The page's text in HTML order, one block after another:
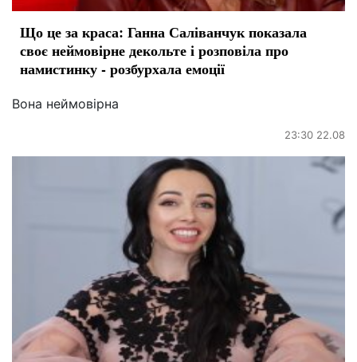
Що це за краса: Ганна Саліванчук показала
своє неймовірне декольте і розповіла про
намистинку - розбурхала емоції
Вона неймовірна
23:30 22.08